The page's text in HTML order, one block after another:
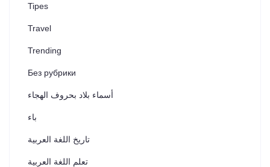
Tipes
Travel
Trending
Без рубрики
أسماء بلاد بحروف الهجاء
باء
تاريخ اللغة العربية
تعلم اللغة العربية